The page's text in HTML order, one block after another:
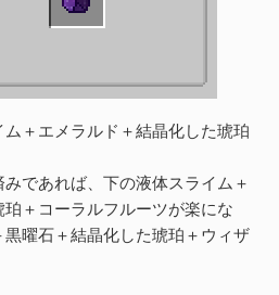
＋エメラルド＋結晶化した琥珀
であれば、下の液体スライム＋
＋コーラルフルーツが楽にな
曜石＋結晶化した琥珀＋ウィザ